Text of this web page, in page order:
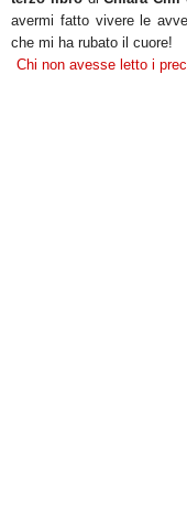
avermi fatto vivere le
che mi ha rubato il cuore!
Chi non avesse letto i